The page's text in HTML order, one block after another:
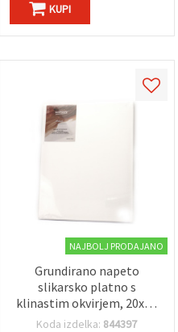
KUPI
NAJBOLJ PRODAJANO
Grundirano napeto
slikarsko platno s
klinastim okvirjem, 20x20
cm
Koda izdelka: 844397